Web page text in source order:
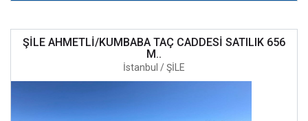
ŞİLE AHMETLİ/KUMBABA TAÇ CADDESİ SATILIK 656
M..
İstanbul / ŞİLE